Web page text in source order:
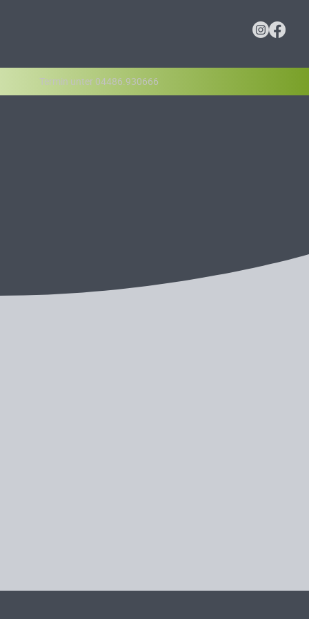
Termin unter 04486.930666